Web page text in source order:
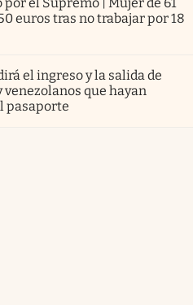
euros tras no trabajar por 18
el ingreso y la salida de
que hayan
pasaporte